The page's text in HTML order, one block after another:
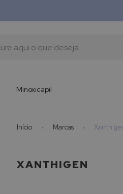
Minoxicapil
Início Marcas
XANTHIGEN